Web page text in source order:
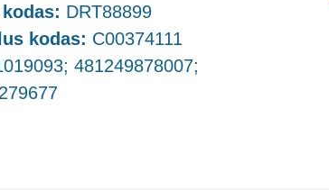
DRT88899
kodas: C00374111
481249878007;